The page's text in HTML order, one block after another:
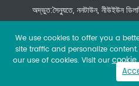
অদ্ভুত:সৈন্যুতে, ননটাউন, নীউইউন
Copyright ©All
We use cookies to offer you a
site traffic and personalize
our use of cookies. Visit our